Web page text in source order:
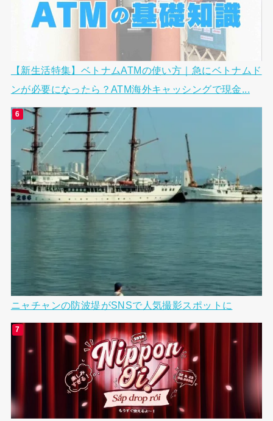
【新生活特集】ベトナムATMの使い方｜急にベトナムド
ンが必要になったら？ATM海外キャッシングで現金...
ニャチャンの防波堤がSNSで人気撮影スポットに